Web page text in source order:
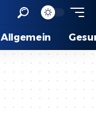
Allgemein